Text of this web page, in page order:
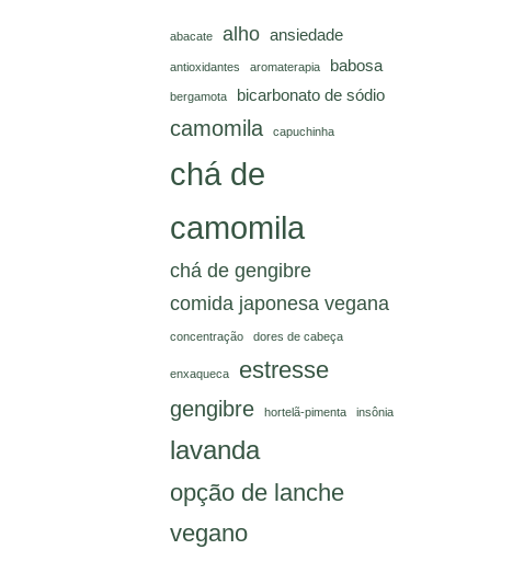
abacate alho ansiedade
antioxidantes aromaterapia babosa
bergamota bicarbonato de sódio
camomila capuchinha
chá de
camomila
chá de gengibre
comida japonesa vegana
concentração dores de cabeça
enxaqueca estresse
gengibre hortelã-pimenta insônia
lavanda
opção de lanche
vegano